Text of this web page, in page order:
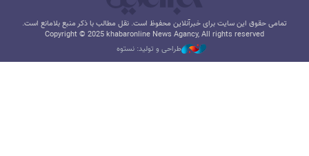
تمامی حقوق این سایت برای خبرآنلاین محفوظ است. نقل مطالب با ذکر منبع بلامانع است.
Copyright © 2025 khabaronline News Agancy, All rights reserved
طراحی و تولید: نستوه